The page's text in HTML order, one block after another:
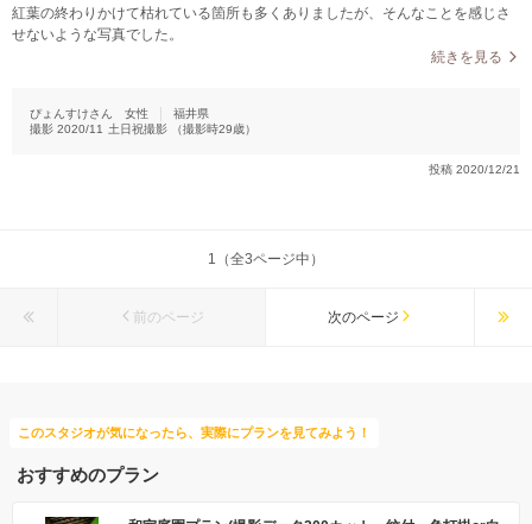
紅葉の終わりかけて枯れている箇所も多くありましたが、そんなことを感じさ
せないような写真でした。
続きを見る
ぴょんすけさん 女性
福井県
撮影 2020/11 土日祝撮影 （撮影時29歳）
投稿 2020/12/21
1（全3ページ中）
前のページ 次のページ
このスタジオが気になったら、実際にプランを見てみよう！
おすすめのプラン